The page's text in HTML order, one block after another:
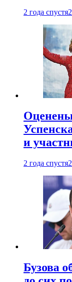
2 года спустя
и
2 года спустя
Бузова